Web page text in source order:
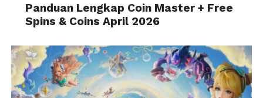
Panduan Lengkap Coin Master + Free
Spins & Coins April 2026